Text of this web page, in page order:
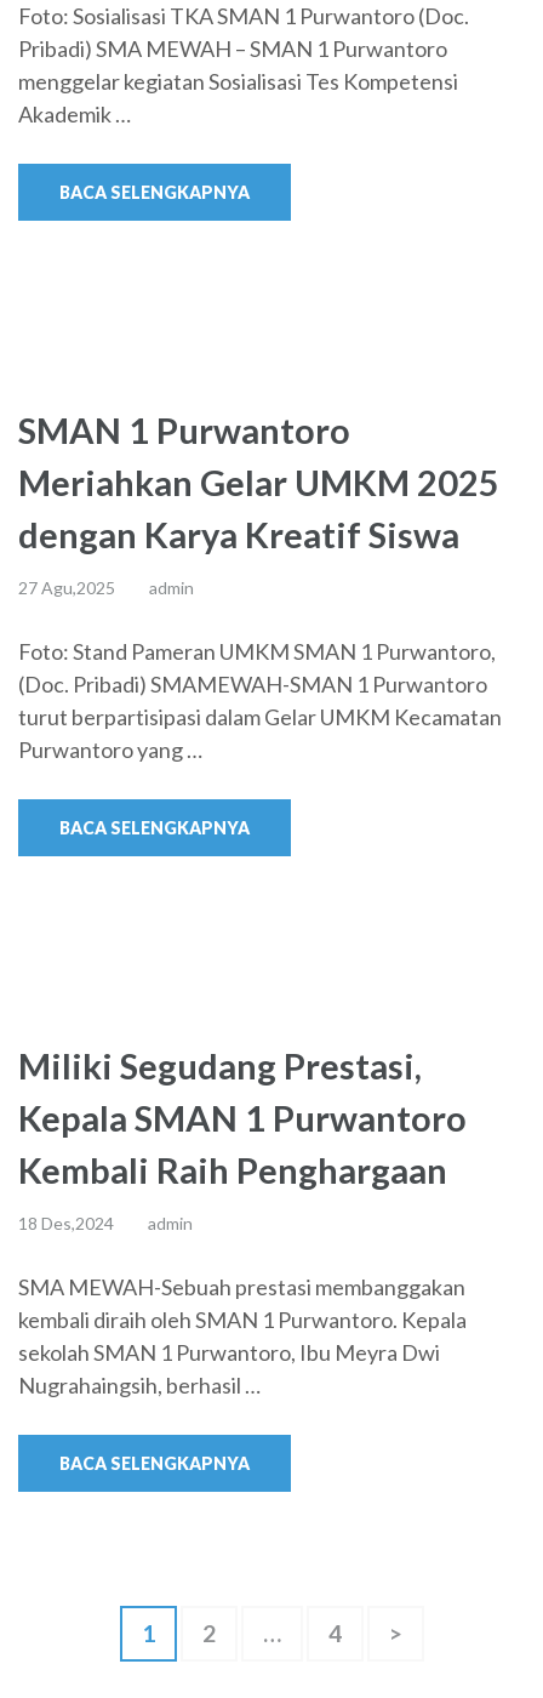
Foto: Sosialisasi TKA SMAN 1 Purwantoro (Doc.
Pribadi) SMA MEWAH – SMAN 1 Purwantoro
menggelar kegiatan Sosialisasi Tes Kompetensi
Akademik …
BACA SELENGKAPNYA
SMAN 1 Purwantoro
Meriahkan Gelar UMKM 2025
dengan Karya Kreatif Siswa
27 Agu,2025 admin
Foto: Stand Pameran UMKM SMAN 1 Purwantoro,
(Doc. Pribadi) SMAMEWAH-SMAN 1 Purwantoro
turut berpartisipasi dalam Gelar UMKM Kecamatan
Purwantoro yang …
BACA SELENGKAPNYA
Miliki Segudang Prestasi,
Kepala SMAN 1 Purwantoro
Kembali Raih Penghargaan
18 Des,2024 admin
SMA MEWAH-Sebuah prestasi membanggakan
kembali diraih oleh SMAN 1 Purwantoro. Kepala
sekolah SMAN 1 Purwantoro, Ibu Meyra Dwi
Nugrahaingsih, berhasil …
BACA SELENGKAPNYA
Halaman
1 Halaman
2 … Halaman
4 >